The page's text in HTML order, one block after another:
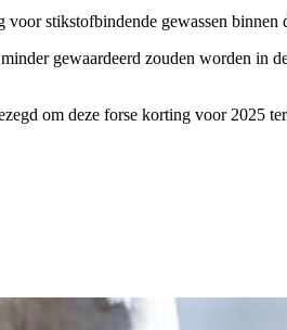
stikstofbindende gewassen binnen
gewaardeerd zouden worden in
om deze forse korting voor 2025